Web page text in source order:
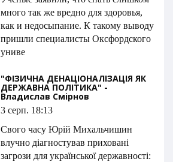
много так же вредно для здоровья,
как и недосыпание. К такому выводу
пришли специалисты Оксфордского
униве
"ФІЗИЧНА ДЕНАЦІОНАЛІЗАЦІЯ ЯК
ДЕРЖАВНА ПОЛІТИКА" -
Владислав Смірнов
3 серп. 18:13
Свого часу Юрій Михальчишин
влучно діагностував приховані
загрози для української державності: